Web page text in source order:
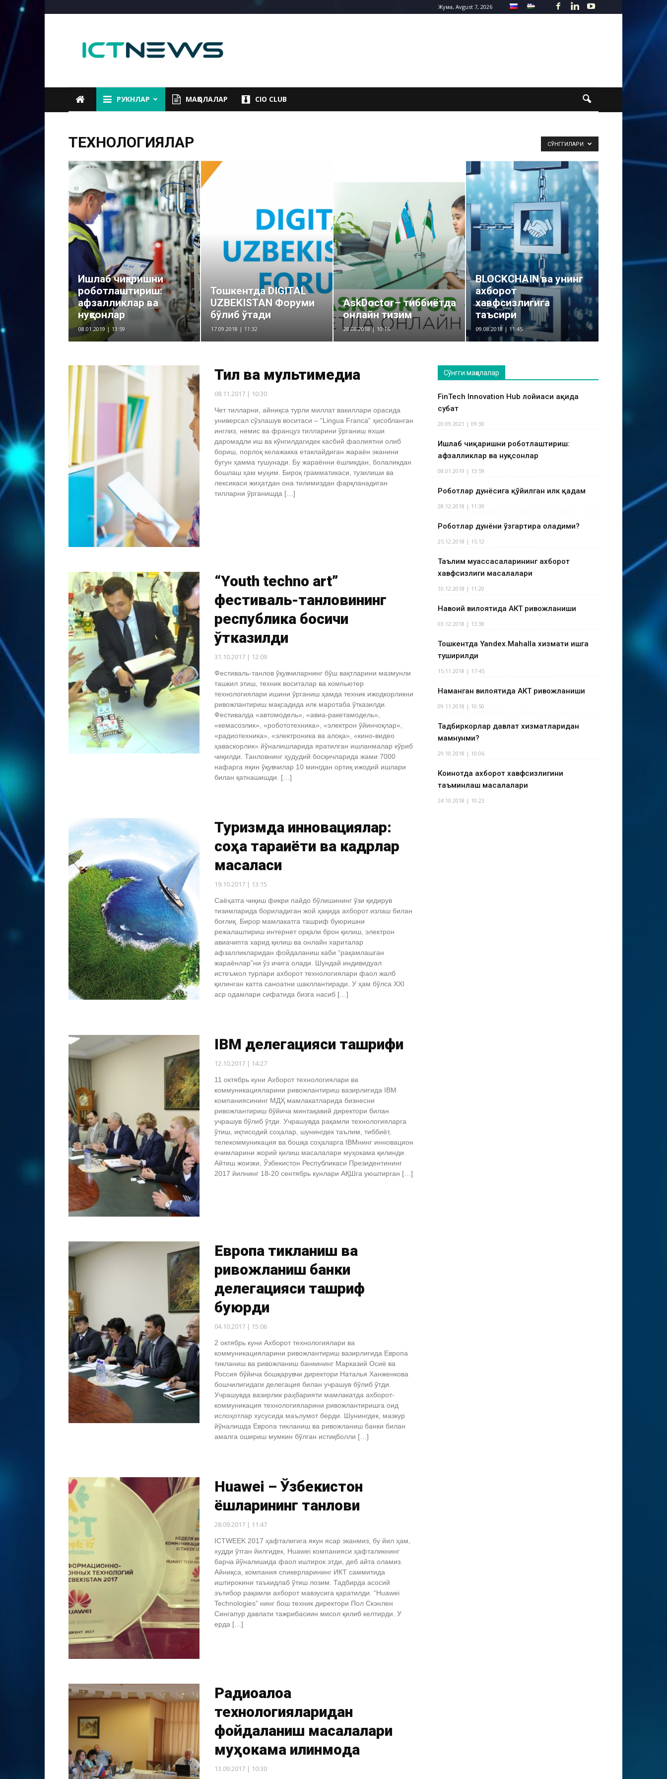
Жума, Avgust 7, 2026
РУКНЛАР МАҚОЛАЛАР CIO CLUB
ТЕХНОЛОГИЯЛАР СЎНГГИЛАРИ
Ишлаб чиқаришни
роботлаштириш:
афзалликлар ва
нуқсонлар
08.01.2019 | 13:59
Тошкентда DIGITAL
UZBEKISTAN Форуми
бўлиб ўтади
17.09.2018 | 11:32
AskDoctor– тиббиётда
онлайн тизим
28.08.2018 | 10:16
BLOCKCHAIN ва унинг
ахборот
хавфсизлигига
таъсири
09.08.2018 | 11:45
Тил ва мультимедиа
08.11.2017 | 10:30
Чет тилларни, айниқса турли миллат вакиллари орасида
универсал сўзлашув воситаси – “Lingua Franca” ҳисобланган
инглиз, немис ва француз тилларини ўрганиш яхши
даромадли иш ва кўнгилдагидек касбий фаолиятни олиб
бориш, порлоқ келажакка етаклайдиган жараён эканини
бугун ҳамма тушунади. Бу жараённи ёшликдан, болаликдан
бошлаш ҳам муҳим. Бироқ грамматикаси, тузилиши ва
лексикаси жиҳатдан она тилимиздан фарқланадиган
тилларни ўрганишда […]
“Youth techno art”
фестиваль-танловининг
республика босқичи
ўтказилди
31.10.2017 | 12:09
Фестиваль-танлов ўқувчиларнинг бўш вақтларини мазмунли
ташкил этиш, техник воситалар ва компьютер
технологиялари ишини ўрганиш ҳамда техник ижодкорликни
ривожлантириш мақсадида илк маротаба ўтказилди.
Фестивалда «автомодель», «авиа-ракетамодель»,
«кемасозлик», «робототехника», «электрон ўйинчоқлар»,
«радиотехника», «электроника ва алоқа», «кино-видео
ҳаваскорлик» йўналишларида яратилган ишланмалар кўриб
чиқилди. Танловнинг ҳудудий босқичларида жами 7000
нафарга яқин ўқувчилар 10 мингдан ортиқ ижодий ишлари
билан қатнашишди. […]
Туризмда инновациялар:
соҳа тараққиёти ва кадрлар
масаласи
19.10.2017 | 13:15
Саёҳатга чиқиш фикри пайдо бўлишининг ўзи қидирув
тизимларида бориладиган жой ҳақида ахборот излаш билан
боғлиқ. Бирор мамлакатга ташриф буюришни
режалаштириш интернет орқали брон қилиш, электрон
авиачипта харид қилиш ва онлайн хариталар
афзалликларидан фойдаланиш каби “рақамлашган
жараёнлар”ни ўз ичига олади. Шундай индивидуал
истеъмол турлари ахборот технологиялари фаол жалб
қилинган катта саноатни шакллантиради. У ҳам бўлса XXI
аср одамлари сифатида бизга насиб […]
IBM делегацияси ташрифи
12.10.2017 | 14:27
11 октябрь куни Ахборот технологиялари ва
коммуникацияларини ривожлантириш вазирлигида IBM
компаниясининг МДҲ мамлакатларида бизнесни
ривожлантириш бўйича минтақавий директори билан
учрашув бўлиб ўтди. Учрашувда рақамли технологияларга
ўтиш, иқтисодий соҳалар, шунингдек таълим, тиббиёт,
телекоммуникация ва бошқа соҳаларга IBMнинг инновацион
ечимларини жорий қилиш масалалари муҳокама қилинди.
Айтиш жоизки, Ўзбекистон Республикаси Президентининг
2017 йилнинг 18-20 сентябрь кунлари АҚШга уюштирган […]
Европа тикланиш ва
ривожланиш банки
делегацияси ташриф
буюрди
04.10.2017 | 15:06
2 октябрь куни Ахборот технологиялари ва
коммуникацияларини ривожлантириш вазирлигида Европа
тикланиш ва ривожланиш банкининг Марказий Осиё ва
Россия бўйича бошқарувчи директори Наталья Ханженкова
бошчилигидаги делегация билан учрашув бўлиб ўтди.
Учрашувда вазирлик раҳбарияти мамлакатда ахборот-
коммуникация технологияларини ривожлантиришга оид
ислоҳотлар хусусида маълумот берди. Шунингдек, мазкур
йўналишда Европа тикланиш ва ривожланиш банки билан
амалга ошириш мумкин бўлган истиқболли […]
Huawei – Ўзбекистон
ёшларининг танлови
28.09.2017 | 11:47
ICTWEEK 2017 ҳафталигига якун ясар эканмиз, бу йил ҳам,
худди ўтган йилгидек, Huawei компанияси ҳафталикнинг
барча йўналишида фаол иштирок этди, деб айта оламиз.
Айниқса, компания спикерларининг ИКТ саммитида
иштирокини таъкидлаб ўтиш лозим. Тадбирда асосий
эътибор рақамли ахборот мавзусига қаратилди. “Huawei
Technologies” нинг бош техник директори Пол Скэнлен
Сингапур давлати тажрибасиин мисол қилиб келтирди. У
ерда […]
Радиоалоқа
технологияларидан
фойдаланиш масалалари
муҳокама қилинмоқда
13.09.2017 | 10:30
Сўнгги мақолалар
FinTech Innovation Hub лойиҳаси ҳақида
суҳбат
20.09.2021 | 09:30
Ишлаб чиқаришни роботлаштириш:
афзалликлар ва нуқсонлар
08.01.2019 | 13:59
Роботлар дунёсига қўйилган илк қадам
28.12.2018 | 11:39
Роботлар дунёни ўзгартира оладими?
25.12.2018 | 15:12
Таълим муассасаларининг ахборот
хавфсизлиги масалалари
10.12.2018 | 11:20
Навоий вилоятида АКТ ривожланиши
03.12.2018 | 13:38
Тошкентда Yandex.Mahalla хизмати ишга
туширилди
15.11.2018 | 17:45
Наманган вилоятида АКТ ривожланиши
09.11.2018 | 10:50
Тадбиркорлар давлат хизматларидан
мамнунми?
29.10.2018 | 10:06
Коинотда ахборот хавфсизлигини
таъминлаш масалалари
24.10.2018 | 10:23